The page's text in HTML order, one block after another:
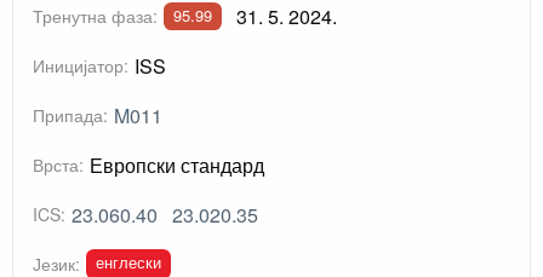
Тренутна фаза: 95.99 31. 5. 2024.
Иницијатор: ISS
Припада: M011
Врста: Европски стандард
ICS: 23.060.40 23.020.35
Језик: енглески